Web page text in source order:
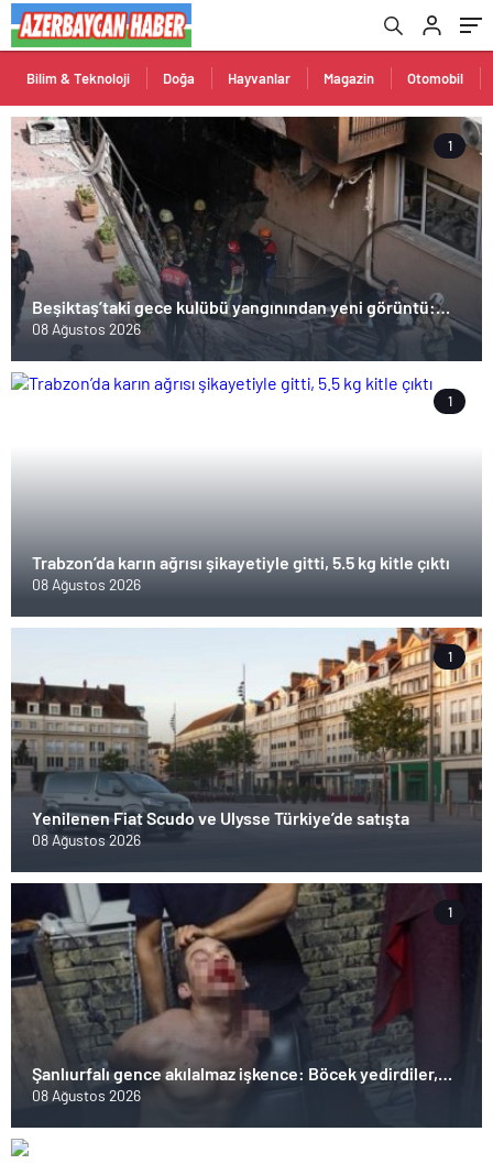
Bilim & Teknoloji Doğa Hayvanlar Magazin Otomobil
1
Beşiktaş’taki gece kulübü yangınından yeni görüntü:
İşçiler çalışırken duman sardı
08 Ağustos 2026
1
Trabzon’da karın ağrısı şikayetiyle gitti, 5.5 kg kitle çıktı
08 Ağustos 2026
1
Yenilenen Fiat Scudo ve Ulysse Türkiye’de satışta
08 Ağustos 2026
1
Şanlıurfalı gence akılalmaz işkence: Böcek yedirdiler,
kerpetenle dişlerini söktüler
08 Ağustos 2026